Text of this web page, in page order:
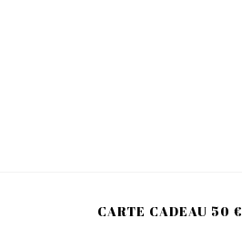
CARTE CADEAU 50 €